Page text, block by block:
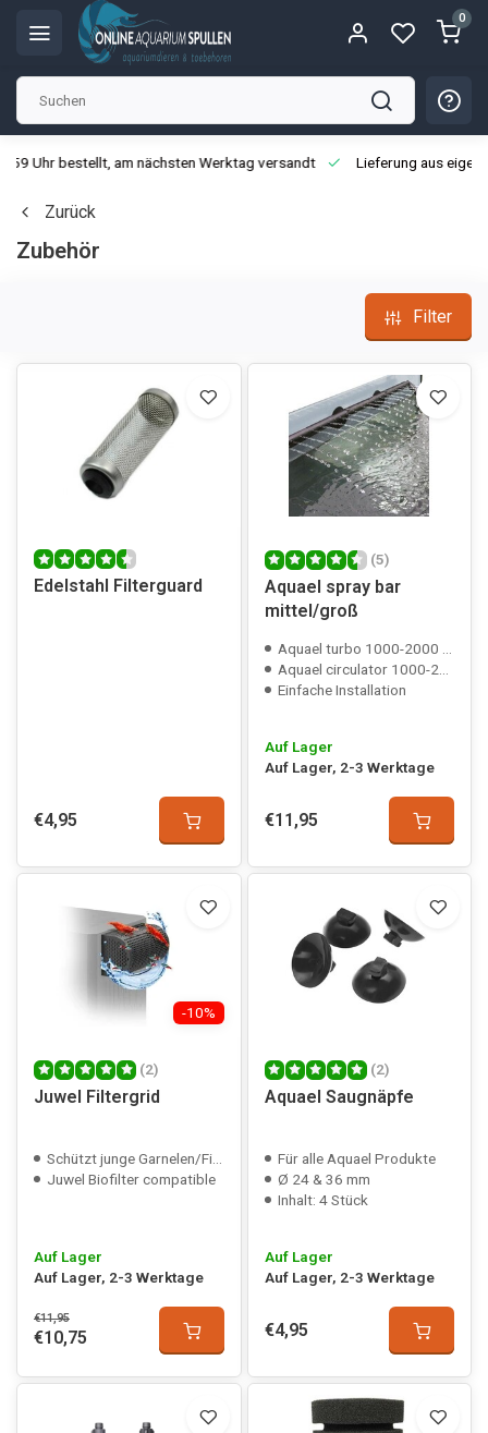
0
Uhr bestellt, am nächsten Werktag versandt Lieferung aus
Zurück
Zubehör
Filter
Edelstahl Filterguard
€4,95
(5)
Aquael spray bar
mittel/groß
Aquael turbo 1000-2000 compatible
Aquael circulator 1000-2000 compatible
Einfache Installation
Auf Lager
Auf Lager, 2-3 Werktage
€11,95
-10%
(2)
Juwel Filtergrid
Schützt junge Garnelen/Fische
Juwel Biofilter compatible
Auf Lager
Auf Lager, 2-3 Werktage
€11,95
€10,75
(2)
Aquael Saugnäpfe
Für alle Aquael Produkte
Ø 24 & 36 mm
Inhalt: 4 Stück
Auf Lager
Auf Lager, 2-3 Werktage
€4,95